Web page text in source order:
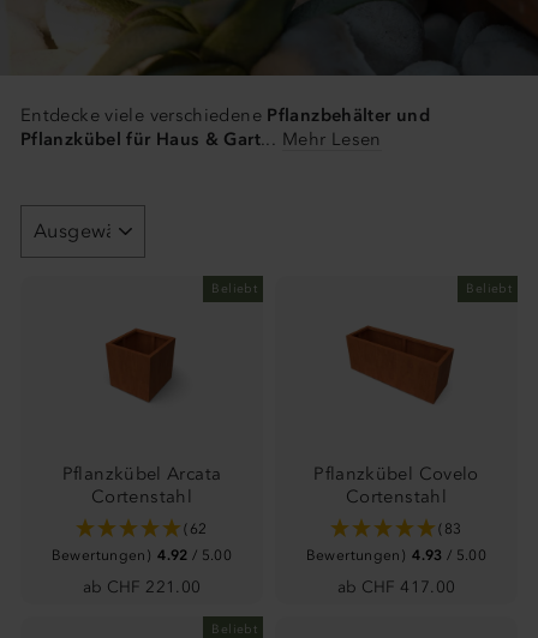
Entdecke viele verschiedene Pflanzbehälter und
Pflanzkübel für Haus & Gart... Mehr Lesen
Beliebt
Pflanzkübel Arcata
Cortenstahl
(62
Bewertungen) 4.92 / 5.00
ab CHF 221.00
Beliebt
Pflanzkübel Covelo
Cortenstahl
(83
Bewertungen) 4.93 / 5.00
ab CHF 417.00
Beliebt